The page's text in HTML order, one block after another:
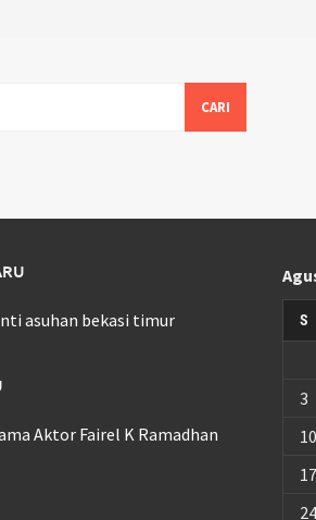
asuhan bekasi timur
Aktor Fairel K Ramadhan
S
3
10
17
24